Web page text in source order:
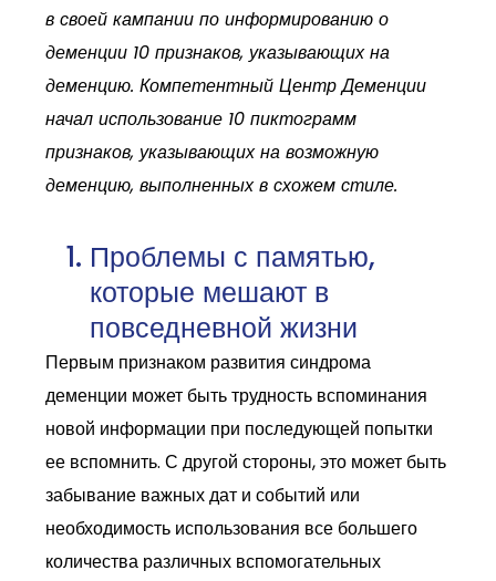
в своей кампании по информированию о
деменции 10 признаков, указывающих на
деменцию. Компетентный Центр Деменции
начал использование 10 пиктограмм
признаков, указывающих на возможную
деменцию, выполненных в схожем стиле.
Проблемы с памятью,
которые мешают в
повседневной жизни
Первым признаком развития синдрома
деменции может быть трудность вспоминания
новой информации при последующей попытки
ее вспомнить. С другой стороны, это может быть
забывание важных дат и ​​событий или
необходимость использования все большего
количества различных вспомогательных